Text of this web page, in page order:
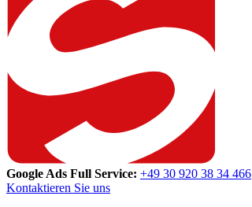
Google Ads Full Service: +49 30 920 38 34 466
Kontaktieren Sie uns